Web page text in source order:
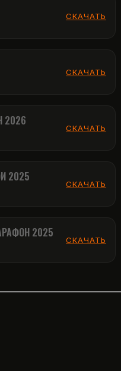
СКАЧАТЬ
СКАЧАТЬ
2026
СКАЧАТЬ
2025
СКАЧАТЬ
2025
СКАЧАТЬ